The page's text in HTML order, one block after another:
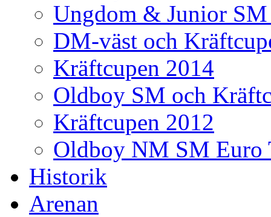
Ungdom & Junior
DM-väst och
Kräftcupen 2014
Oldboy SM och
Kräftcupen 2012
Oldboy NM SM Euro
Historik
Arenan